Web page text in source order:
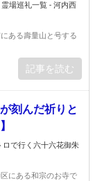
霊場巡礼一覧 - 河内西
ある壽量山と号する
記事を読む
刻んだ祈りと
ロで行く六十六花御朱
にある和宗のお寺で